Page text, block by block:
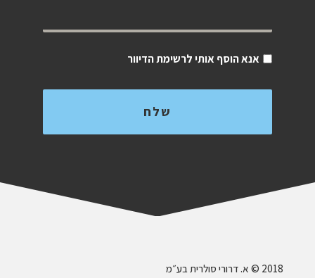
אנא הוסף אותי לרשימת הדיוור
‎ © 2018א. דרורי סולרית בע״מ